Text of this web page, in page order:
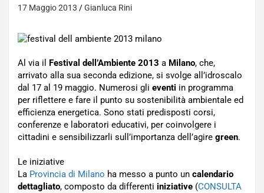
17 Maggio 2013 Gianluca Rini
Al via il Festival dell’Ambiente 2013 a Milano, che,
arrivato alla sua seconda edizione, si svolge all’idroscalo
dal 17 al 19 maggio. Numerosi gli eventi in programma
per riflettere e fare il punto su sostenibilità ambientale ed
efficienza energetica. Sono stati predisposti corsi,
conferenze e laboratori educativi, per coinvolgere i
cittadini e sensibilizzarli sull’importanza dell’agire green.
Le iniziative
La Provincia di Milano ha messo a punto un calendario
dettagliato, composto da differenti iniziative (CONSULTA